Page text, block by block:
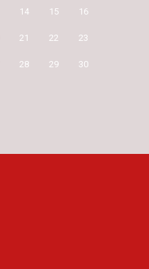
14 15 16
21 22 23
28 29 30